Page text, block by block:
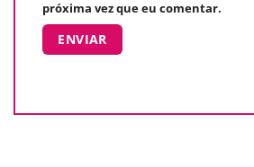
próxima vez que eu comentar.